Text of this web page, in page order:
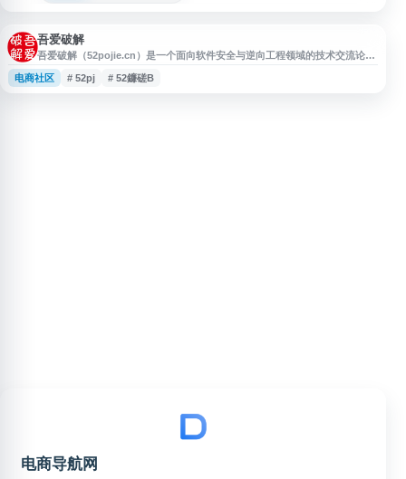
吾爱破解
吾爱破解（52pojie.cn）是一个面向软件安全与逆向工程领域的技术交流论
坛，内容涵盖逆向分析、反病毒技术、调试工具、编程开发、漏洞研究及相关
学习资料。网站提供技术讨论、经验分享、教程资源和工具信息，适合关注软
电商社区 # 52pj # 52鐮磋В
电商导航网